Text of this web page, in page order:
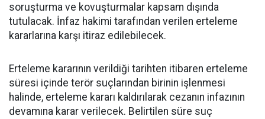
soruşturma ve kovuşturmalar kapsam dışında
tutulacak. İnfaz hakimi tarafından verilen erteleme
kararlarına karşı itiraz edilebilecek.
Erteleme kararının verildiği tarihten itibaren erteleme
süresi içinde terör suçlarından birinin işlenmesi
halinde, erteleme kararı kaldırılarak cezanın infazının
devamına karar verilecek. Belirtilen süre suç